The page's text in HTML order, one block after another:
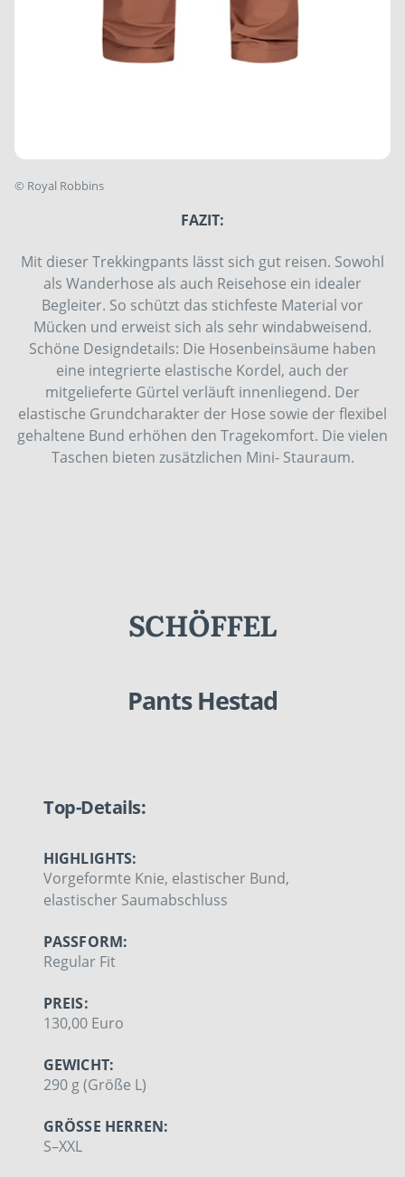
© Royal Robbins
FAZIT:
Mit dieser Trekkingpants lässt sich gut reisen. Sowohl
als Wanderhose als auch Reisehose ein idealer
Begleiter. So schützt das stichfeste Material vor
Mücken und erweist sich als sehr windabweisend.
Schöne Designdetails: Die Hosenbeinsäume haben
eine integrierte elastische Kordel, auch der
mitgelieferte Gürtel verläuft innenliegend. Der
elastische Grundcharakter der Hose sowie der flexibel
gehaltene Bund erhöhen den Tragekomfort. Die vielen
Taschen bieten zusätzlichen Mini- Stauraum.
SCHÖFFEL
Pants Hestad
Top-Details:
HIGHLIGHTS:
Vorgeformte Knie, elastischer Bund,
elastischer Saumabschluss
PASSFORM:
Regular Fit
PREIS:
130,00 Euro
GEWICHT:
290 g (Größe L)
GRÖSSE HERREN:
S–XXL